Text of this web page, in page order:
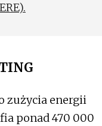
zużycia energii
ponad 470 000